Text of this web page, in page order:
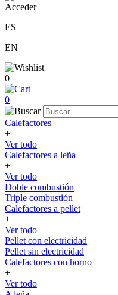
Acceder
ES
EN
0
0
Calefactores
+
Ver todo
Calefactores a leña
+
Ver todo
Doble combustión
Triple combustión
Calefactores a pellet
+
Ver todo
Pellet con electricidad
Pellet sin electricidad
Calefactores con horno
+
Ver todo